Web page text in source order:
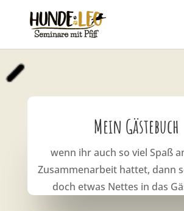
Mein Gästebuch
wenn ihr auch so viel Spaß
Zusammenarbeit hattet, dann
doch etwas Nettes in das